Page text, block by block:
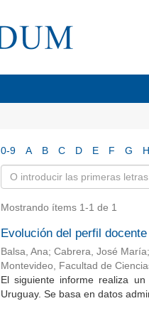
0-9 A B C D E F G H
Mostrando ítems 1-1 de 1
Evolución del perfil
Balsa, Ana; Cabrera, José María;
Montevideo, Facultad de
El siguiente informe realiza
Uruguay. Se basa en datos